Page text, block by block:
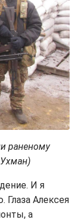
раненому
И я
Глаза Алексея
а